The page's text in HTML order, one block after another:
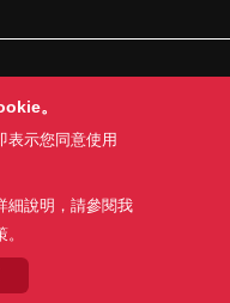
權政策
網站地圖
條款(PDF)
RIGHTS RESERVED.
。
表示您同意使用
細說明，請參閱我